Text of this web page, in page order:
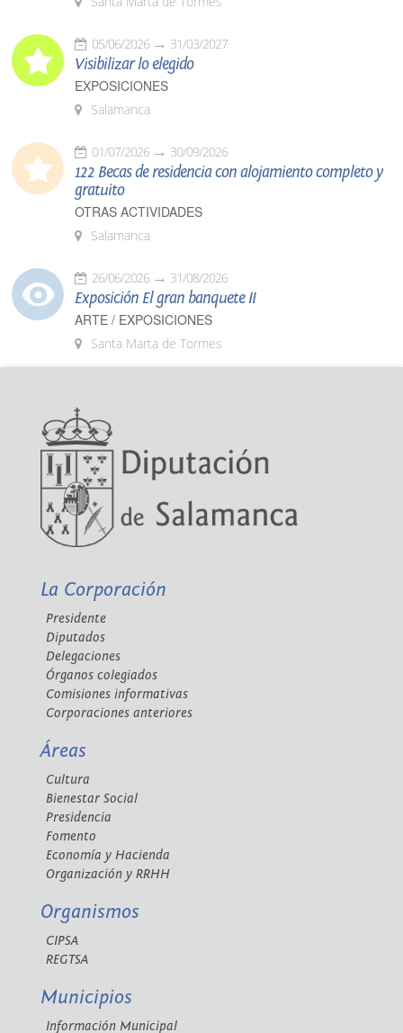
05/06/2026 31/03/2027
Visibilizar lo elegido
EXPOSICIONES
Salamanca
01/07/2026 30/09/2026
122 Becas de residencia con alojamiento completo y
gratuito
OTRAS ACTIVIDADES
Salamanca
26/06/2026 31/08/2026
Exposición El gran banquete II
ARTE / EXPOSICIONES
Santa Marta de Tormes
La Corporación
Presidente
Diputados
Delegaciones
Órganos colegiados
Comisiones informativas
Corporaciones anteriores
Áreas
Cultura
Bienestar Social
Presidencia
Fomento
Economía y Hacienda
Organización y RRHH
Organismos
CIPSA
REGTSA
Municipios
Información Municipal